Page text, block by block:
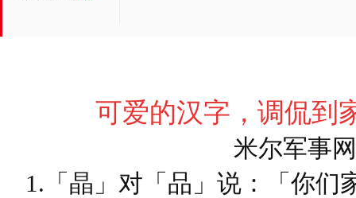
可爱的汉字，调侃到
米尔军事
1.「晶」对「品」说：「你们